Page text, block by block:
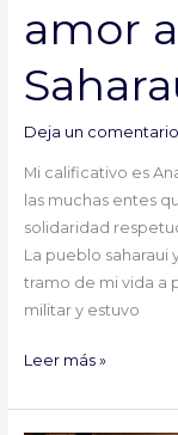
amor
Deja un comentario
Mi calificativo es
las muchas entes
solidaridad
La pueblo saharaui
tramo de mi vida a
militar y estuvo
su
Pueblo
Saharaui
Leer más »